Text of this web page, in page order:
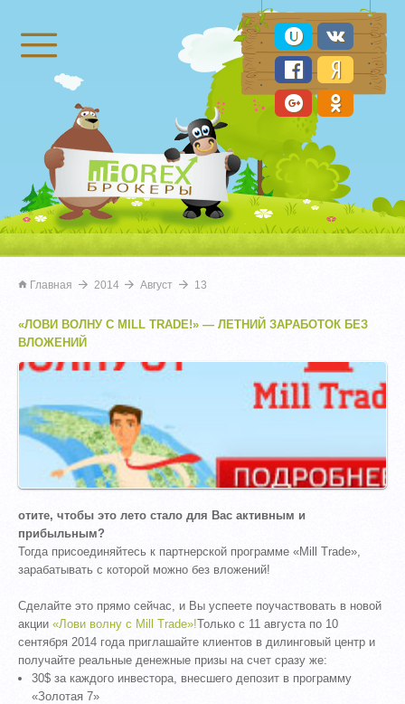
Брокеры Форекс
Главная 2014 Август 13
«ЛОВИ ВОЛНУ С MILL TRADE!» — ЛЕТНИЙ ЗАРАБОТОК БЕЗ
ВЛОЖЕНИЙ
отите, чтобы это лето стало для Вас активным и
прибыльным?
Тогда присоединяйтесь к партнерской программе «Mill Trade»,
зарабатывать с которой можно без вложений!
Сделайте это прямо сейчас, и Вы успеете поучаствовать в новой
акции«Лови волну с Mill Trade»!Только с 11 августа по 10
сентября 2014 года приглашайте клиентов в дилинговый центр и
получайте реальные денежные призы на счет сразу же:
30$ за каждого инвестора, внесшего депозит в программу
«Золотая 7»